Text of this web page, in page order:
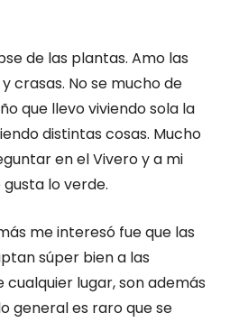
de las plantas. Amo las
crasas. No se mucho de
que llevo viviendo sola la
distintas cosas. Mucho
en el Vivero y a mi
lo verde.
me interesó fue que las
súper bien a las
cualquier lugar, son además
general es raro que se